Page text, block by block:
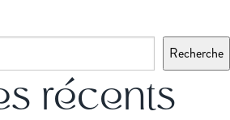
Recherche
récents